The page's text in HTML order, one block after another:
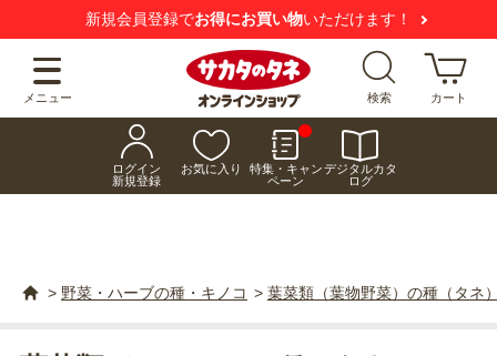
【注意喚起】悪質な偽サイトにご注意ください
メニュー 検索 カート
ログイン
新規登録
お気に入り
特集・キャン
ペーン
デジタルカタ
ログ
> 野菜・ハーブの種・キノコ > 葉菜類（葉物野菜）の種（タネ